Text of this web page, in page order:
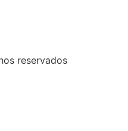
reservados